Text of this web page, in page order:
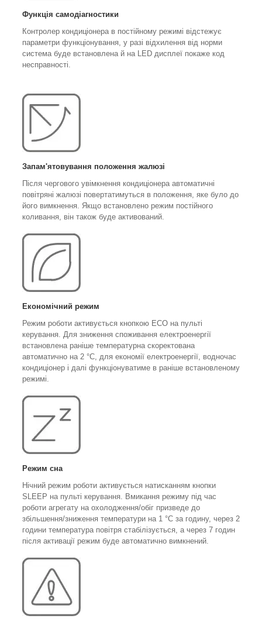
Функція самодіагностики
Контролер кондиціонера в постійному режимі відстежує
параметри функціонування, у разі відхилення від норми
система буде встановлена й на LED дисплеї покаже код
несправності.
Запам'ятовування положення жалюзі
Після чергового увімкнення кондиціонера автоматичні
повітряні жалюзі повертатимуться в положення, яке було до
його вимкнення. Якщо встановлено режим постійного
коливання, він також буде активований.
Економічний режим
Режим роботи активується кнопкою ECO на пульті
керування. Для зниження споживання електроенергії
встановлена раніше температурна скоректована
автоматично на 2 °C, для економії електроенергії, водночас
кондиціонер і далі функціонуватиме в раніше встановленому
режимі.
Режим сна
Нічний режим роботи активується натисканням кнопки
SLEEP на пульті керування. Вмикання режиму під час
роботи агрегату на охолодження/обіг призведе до
збільшення/зниження температури на 1 °C за годину, через 2
години температура повітря стабілізується, а через 7 годин
після активації режим буде автоматично вимкнений.